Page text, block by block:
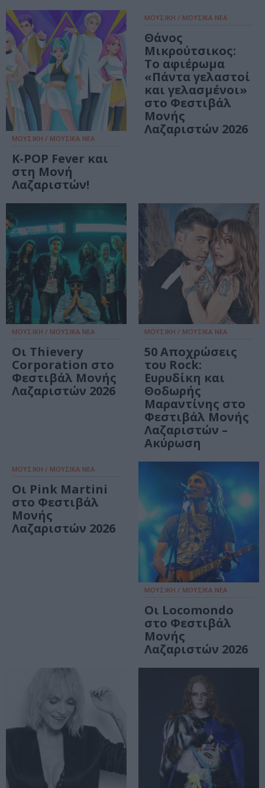
ΜΟΥΣΙΚΗ / ΜΟΥΣΙΚΑ ΝΕΑ
K-POP Fever και
στη Μονή
Λαζαριστών!
ΜΟΥΣΙΚΗ / ΜΟΥΣΙΚΑ ΝΕΑ
Θάνος
Μικρούτσικος:
Το αφιέρωμα
«Πάντα γελαστοί
και γελασμένοι»
στο Φεστιβάλ
Μονής
Λαζαριστών 2026
ΜΟΥΣΙΚΗ / ΜΟΥΣΙΚΑ ΝΕΑ
Οι Thievery
Corporation στο
Φεστιβάλ Μονής
Λαζαριστών 2026
ΜΟΥΣΙΚΗ / ΜΟΥΣΙΚΑ ΝΕΑ
50 Αποχρώσεις
του Rock:
Ευρυδίκη και
Θοδωρής
Μαραντίνης στο
Φεστιβάλ Μονής
Λαζαριστών –
Ακύρωση
ΜΟΥΣΙΚΗ / ΜΟΥΣΙΚΑ ΝΕΑ
Οι Pink Martini
στο Φεστιβάλ
Μονής
Λαζαριστών 2026
ΜΟΥΣΙΚΗ / ΜΟΥΣΙΚΑ ΝΕΑ
Οι Locomondo
στο Φεστιβάλ
Μονής
Λαζαριστών 2026